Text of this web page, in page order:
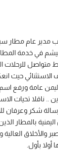
مدير عام مطار
في خدمة
للرحلات
حيث
عامة ورفع اسم
.. ناقلا تحيات
شكر وعرفان
بالمطار
والأخلاق
بأول.